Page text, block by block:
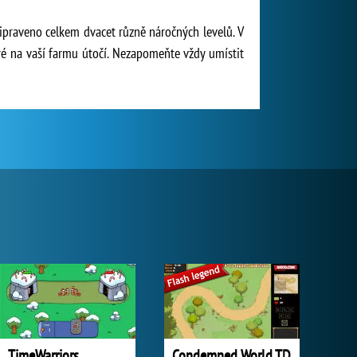
celkem dvacet různě náročných levelů. V
na vaší farmu útočí. Nezapomeňte vždy umístit